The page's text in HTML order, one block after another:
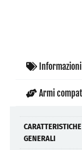
Armi
CARATTERISTICHE
GENERALI